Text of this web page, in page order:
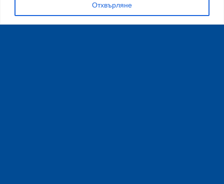
Отхвърляне